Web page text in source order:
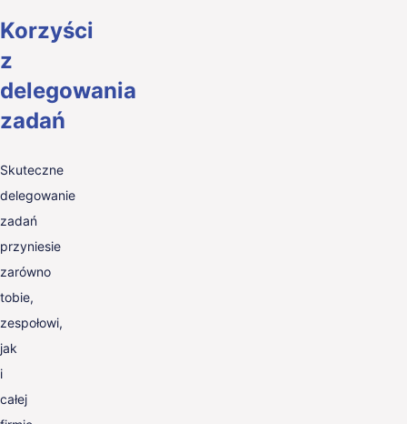
Korzyści
z
delegowania
zadań
Skuteczne
delegowanie
zadań
przyniesie
zarówno
tobie,
zespołowi,
jak
i
całej